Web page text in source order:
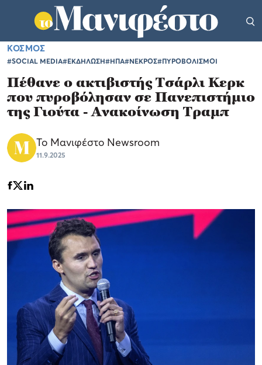
ΚΟΣΜΟΣ
#SOCIAL MEDIA#ΕΚΔΗΛΩΣΗ#ΗΠΑ#ΝΕΚΡΟΣ#ΠΥΡΟΒΟΛΙΣΜΟΙ
Πέθανε ο ακτιβιστής Τσάρλι Κερκ
που πυροβόλησαν σε Πανεπιστήμιο
της Γιούτα - Ανακοίνωση Τραμπ
Το Μανιφέστο Newsroom
11.9.2025